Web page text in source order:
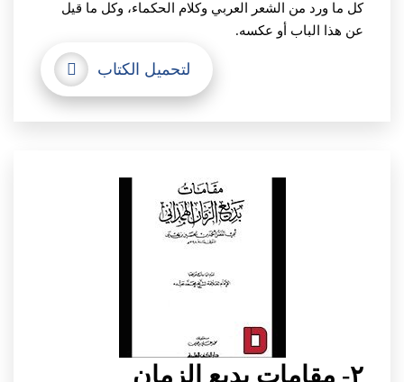
كل ما ورد من الشعر العربي وكلام الحكماء، وكل ما قيل
عن هذا الباب أو عكسه.
لتحميل الكتاب
٢- مقامات بديع الزمان